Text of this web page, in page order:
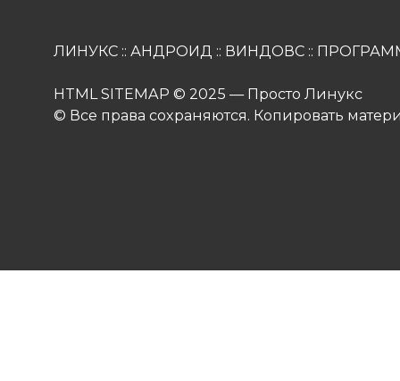
ЛИНУКС :: АНДРОИД :: ВИНДОВС ::
HTML SITEMAP © 2025 — Просто Линукс
© Все права сохраняются. Копировать